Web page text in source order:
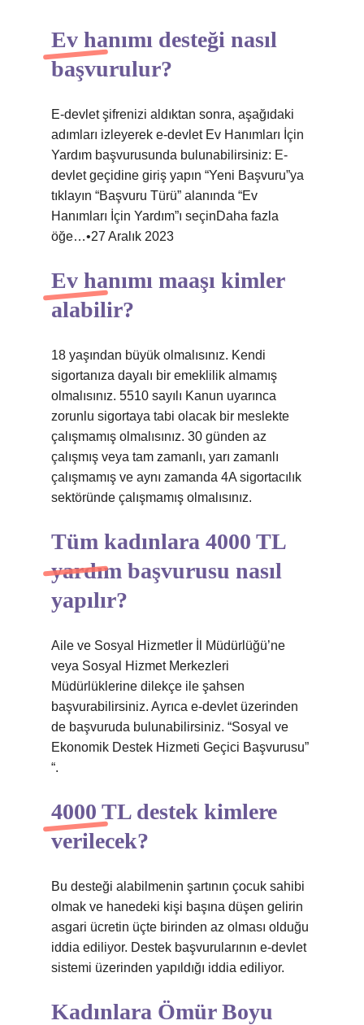
Ev hanımı desteği nasıl
başvurulur?
E-devlet şifrenizi aldıktan sonra, aşağıdaki
adımları izleyerek e-devlet Ev Hanımları İçin
Yardım başvurusunda bulunabilirsiniz: E-
devlet geçidine giriş yapın “Yeni Başvuru”ya
tıklayın “Başvuru Türü” alanında “Ev
Hanımları İçin Yardım”ı seçinDaha fazla
öğe…•27 Aralık 2023
Ev hanımı maaşı kimler
alabilir?
18 yaşından büyük olmalısınız. Kendi
sigortanıza dayalı bir emeklilik almamış
olmalısınız. 5510 sayılı Kanun uyarınca
zorunlu sigortaya tabi olacak bir meslekte
çalışmamış olmalısınız. 30 günden az
çalışmış veya tam zamanlı, yarı zamanlı
çalışmamış ve aynı zamanda 4A sigortacılık
sektöründe çalışmamış olmalısınız.
Tüm kadınlara 4000 TL
yardım başvurusu nasıl
yapılır?
Aile ve Sosyal Hizmetler İl Müdürlüğü’ne
veya Sosyal Hizmet Merkezleri
Müdürlüklerine dilekçe ile şahsen
başvurabilirsiniz. Ayrıca e-devlet üzerinden
de başvuruda bulunabilirsiniz. “Sosyal ve
Ekonomik Destek Hizmeti Geçici Başvurusu”
“.
4000 TL destek kimlere
verilecek?
Bu desteği alabilmenin şartının çocuk sahibi
olmak ve hanedeki kişi başına düşen gelirin
asgari ücretin üçte birinden az olması olduğu
iddia ediliyor. Destek başvurularının e-devlet
sistemi üzerinden yapıldığı iddia ediliyor.
Kadınlara Ömür Boyu